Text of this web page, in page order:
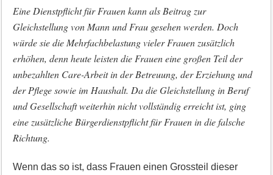
Eine Dienstpflicht für Frauen kann als Beitrag zur
Gleichstellung von Mann und Frau gesehen werden. Doch
würde sie die Mehrfachbelastung vieler Frauen zusätzlich
erhöhen, denn heute leisten die Frauen eine großen Teil der
unbezahlten Care-Arbeit in der Betreuung, der Erziehung und
der Pflege sowie im Haushalt. Da die Gleichstellung in Beruf
und Gesellschaft weiterhin nicht vollständig erreicht ist, ging
eine zusätzliche Bürgerdienstpflicht für Frauen in die falsche
Richtung.
Wenn das so ist, dass Frauen einen Grossteil dieser